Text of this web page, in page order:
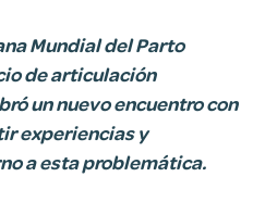
Mundial del Parto
de articulación
un nuevo encuentro con
experiencias y
a esta problemática.